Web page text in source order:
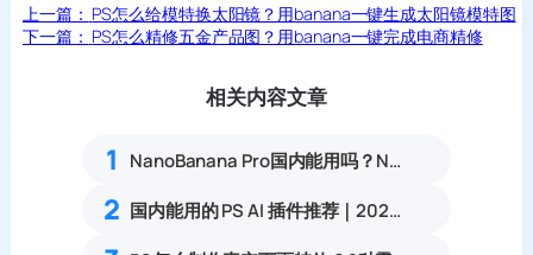
上一篇： PS怎么给模特换太阳镜？用banana一键生成太阳镜模特图
下一篇： PS怎么精修五金产品图？用banana一键完成电商精修
相关内容文章
1 NanoBanana Pro国内能用吗？Nano banana使用教程
2 国内能用的 PS AI 插件推荐｜2026 4款AI插件最新实测